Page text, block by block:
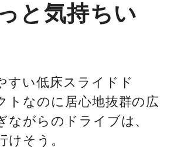
と気持ちい
すい低床スライドド
トなのに居心地抜群の広
ながらのドライブは、
けそう。